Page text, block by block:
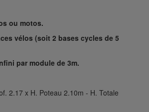
ou motos.
vélos (soit 2 bases cycles de 5
par module de 3m.
2.17 x H. Poteau 2.10m - H. Totale